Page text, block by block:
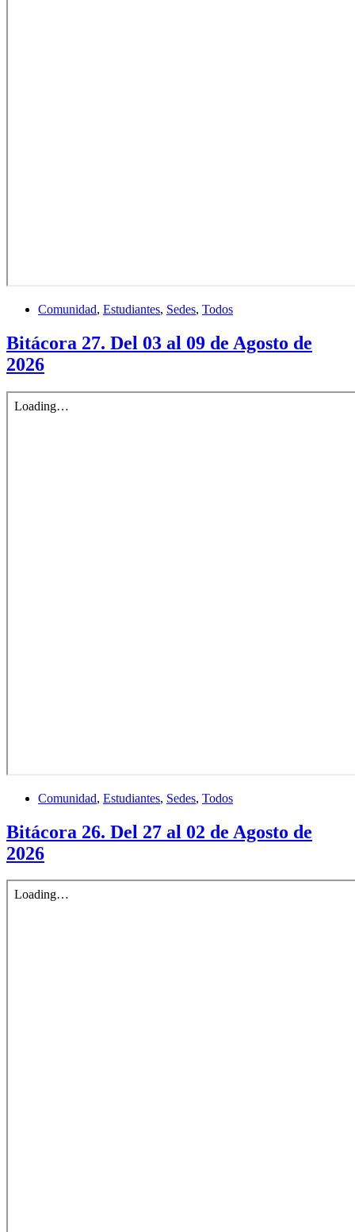
Comunidad, Estudiantes, Sedes, Todos
Bitácora 27. Del 03 al 09 de Agosto de
2026
Comunidad, Estudiantes, Sedes, Todos
Bitácora 26. Del 27 al 02 de Agosto de
2026